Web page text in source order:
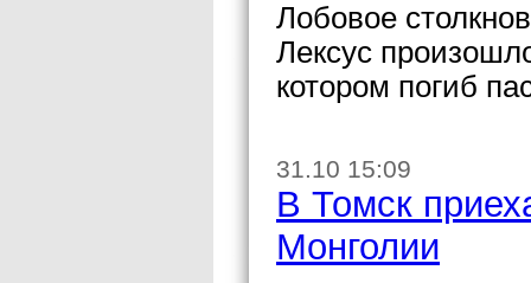
Лобовое
Лексус
котором погиб
31.10 15:09
В Томск
Монголии